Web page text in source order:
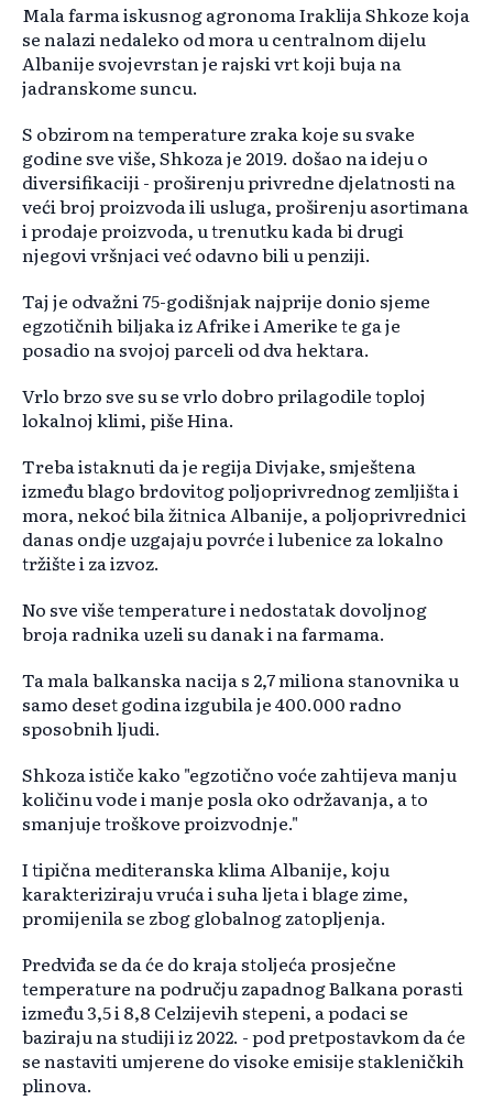
Mala farma iskusnog agronoma Iraklija Shkoze koja
se nalazi nedaleko od mora u centralnom dijelu
Albanije svojevrstan je rajski vrt koji buja na
jadranskome suncu.
S obzirom na temperature zraka koje su svake
godine sve više, Shkoza je 2019. došao na ideju o
diversifikaciji - proširenju privredne djelatnosti na
veći broj proizvoda ili usluga, proširenju asortimana
i prodaje proizvoda, u trenutku kada bi drugi
njegovi vršnjaci već odavno bili u penziji.
Taj je odvažni 75-godišnjak najprije donio sjeme
egzotičnih biljaka iz Afrike i Amerike te ga je
posadio na svojoj parceli od dva hektara.
Vrlo brzo sve su se vrlo dobro prilagodile toploj
lokalnoj klimi, piše Hina.
Treba istaknuti da je regija Divjake, smještena
između blago brdovitog poljoprivrednog zemljišta i
mora, nekoć bila žitnica Albanije, a poljoprivrednici
danas ondje uzgajaju povrće i lubenice za lokalno
tržište i za izvoz.
No sve više temperature i nedostatak dovoljnog
broja radnika uzeli su danak i na farmama.
Ta mala balkanska nacija s 2,7 miliona stanovnika u
samo deset godina izgubila je 400.000 radno
sposobnih ljudi.
Shkoza ističe kako "egzotično voće zahtijeva manju
količinu vode i manje posla oko održavanja, a to
smanjuje troškove proizvodnje."
I tipična mediteranska klima Albanije, koju
karakteriziraju vruća i suha ljeta i blage zime,
promijenila se zbog globalnog zatopljenja.
Predviđa se da će do kraja stoljeća prosječne
temperature na području zapadnog Balkana porasti
između 3,5 i 8,8 Celzijevih stepeni, a podaci se
baziraju na studiji iz 2022. - pod pretpostavkom da će
se nastaviti umjerene do visoke emisije stakleničkih
plinova.